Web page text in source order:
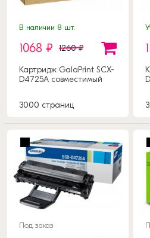
В наличии 8 шт.
1068 ₽ 1260 ₽
Картридж GalaPrint SCX-
D4725A совместимый
3000 страниц
Под заказ